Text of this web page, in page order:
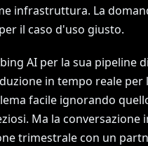
infrastruttura. La
il caso d'uso giusto.
AI per la sua pipeline di
in tempo reale per
facile ignorando
Ma la conversazione
trimestrale con un